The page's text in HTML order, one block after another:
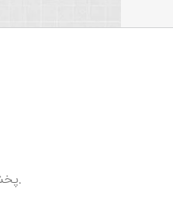
پخش آگهی در تلویزیون برای یک شرکت تعمیرات موبایل که بصورت آنلاین ثبت تعمیر رو دریافت و رسیدگی میکند.